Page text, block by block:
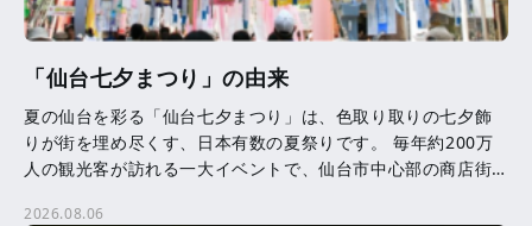
「仙台七夕まつり」の由来
夏の仙台を彩る「仙台七夕まつり」は、色取り取りの七夕飾
りが街を埋め尽くす、日本有数の夏祭りです。 毎年約200万
人の観光客が訪れる一大イベントで、仙台市中心部の商店街
2026.08.06